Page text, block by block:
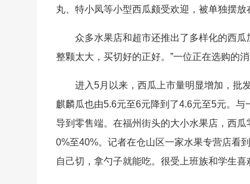
丸、特小凤等小型西瓜颇受欢迎，被单独摆放
众多水果店和超市还推出了多样化的西
整颗太大，买切好的正好。”一位正在选购的消
进入5月以来，西瓜上市量明显增加，批
麒麟瓜也由5.6元至6元降到了4.6元至5元。
导到零售端。在福州街头的大小水果店，西
0%至40%。记者在仓山区一家水果专营店看
自己切，拿勺子就能吃。很受上班族和学生